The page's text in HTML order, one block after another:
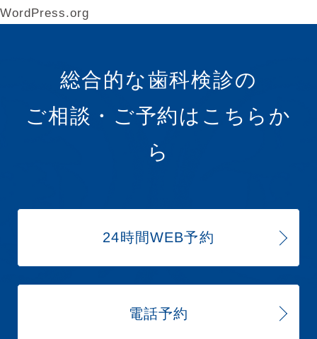
WordPress.org
総合的な歯科検診の
ご相談・ご予約はこちらか
ら
24時間WEB予約
電話予約